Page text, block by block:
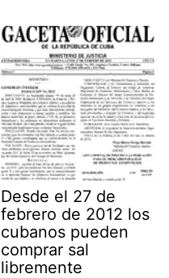
Desde el 27 de
febrero de 2012 los
cubanos pueden
comprar sal
libremente